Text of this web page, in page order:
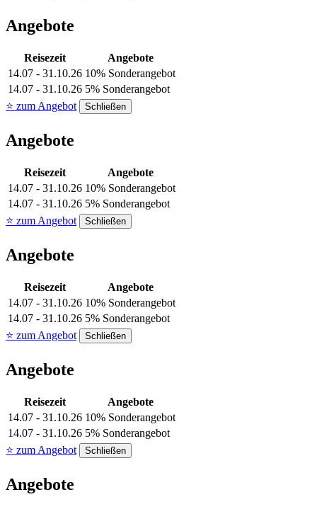
Angebote
Reisezeit
Angebote
14.07 - 31.10.26 10% Sonderangebot
14.07 - 31.10.26 5% Sonderangebot
⭐ zum Angebot
Schließen
Angebote
Reisezeit
Angebote
14.07 - 31.10.26 10% Sonderangebot
14.07 - 31.10.26 5% Sonderangebot
⭐ zum Angebot
Schließen
Angebote
Reisezeit
Angebote
14.07 - 31.10.26 10% Sonderangebot
14.07 - 31.10.26 5% Sonderangebot
⭐ zum Angebot
Schließen
Angebote
Reisezeit
Angebote
14.07 - 31.10.26 10% Sonderangebot
14.07 - 31.10.26 5% Sonderangebot
⭐ zum Angebot
Schließen
Angebote